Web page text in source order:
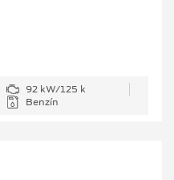
92 kW/125 k
Benzín